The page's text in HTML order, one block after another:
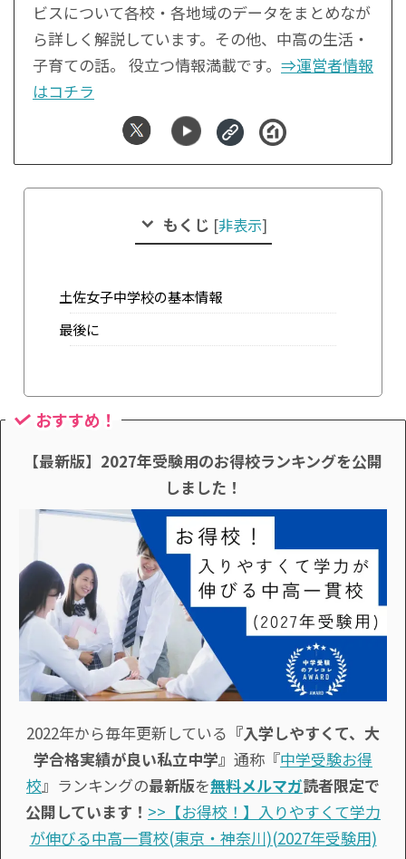
ビスについて各校・各地域のデータをまとめなが
ら詳しく解説しています。その他、中高の生活・
子育ての話。 役立つ情報満載です。 ⇒運営者情報
はコチラ
もくじ [非表示]
土佐女子中学校の基本情報
最後に
おすすめ！
【最新版】2027年受験用のお得校ランキングを公開
しました！
2022年から毎年更新している 『入学しやすくて、大
学合格実績が良い私立中学』 通称『中学受験お得
校』ランキングの最新版を無料メルマガ読者限定で
公開しています！ >>【お得校！】入りやすくて学力
が伸びる中高一貫校(東京・神奈川)(2027年受験用)